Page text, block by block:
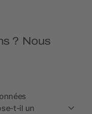
? Nous
t-il un